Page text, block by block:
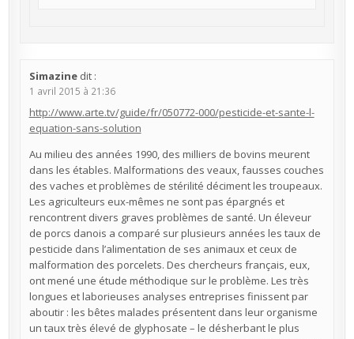
Simazine dit :
1 avril 2015 à 21:36
http://www.arte.tv/guide/fr/050772-000/pesticide-et-sante-l-
equation-sans-solution
Au milieu des années 1990, des milliers de bovins meurent
dans les étables. Malformations des veaux, fausses couches
des vaches et problèmes de stérilité déciment les troupeaux.
Les agriculteurs eux-mêmes ne sont pas épargnés et
rencontrent divers graves problèmes de santé. Un éleveur
de porcs danois a comparé sur plusieurs années les taux de
pesticide dans l’alimentation de ses animaux et ceux de
malformation des porcelets. Des chercheurs français, eux,
ont mené une étude méthodique sur le problème. Les très
longues et laborieuses analyses entreprises finissent par
aboutir : les bêtes malades présentent dans leur organisme
un taux très élevé de glyphosate – le désherbant le plus